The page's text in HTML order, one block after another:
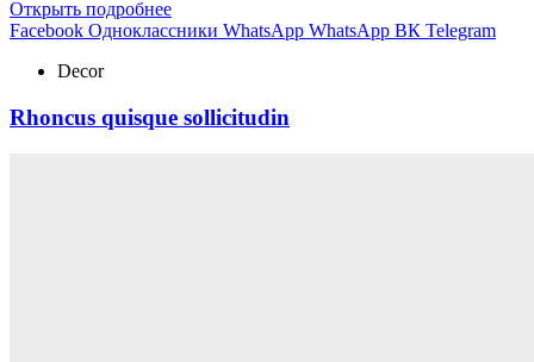
Открыть подробнее
Facebook Одноклассники WhatsApp WhatsApp ВК Telegram
Decor
Rhoncus quisque sollicitudin